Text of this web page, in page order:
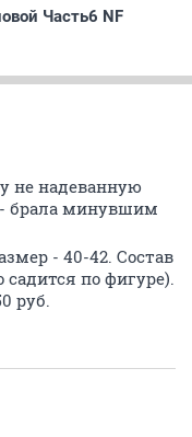
Часть6 NF
не надеванную
- брала минувшим
- 40-42. Состав
садится по фигуре).
руб.